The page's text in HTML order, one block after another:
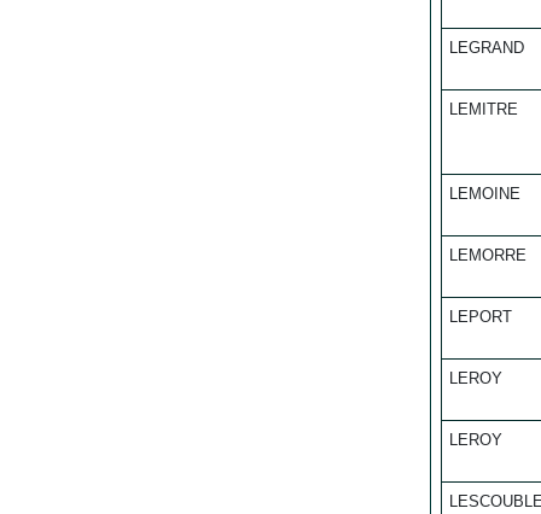
LEGRAND
LEMITRE
LEMOINE
LEMORRE
LEPORT
LEROY
LEROY